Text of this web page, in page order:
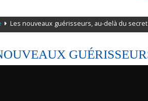
Les nouveaux guérisseurs, au-delà du secret